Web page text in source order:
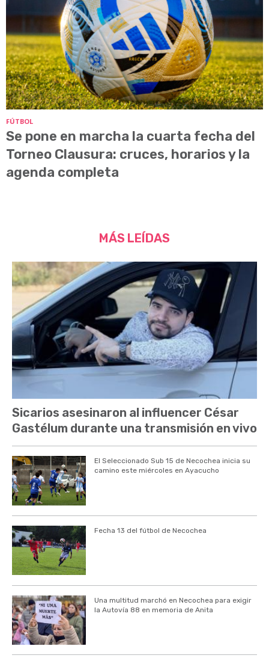
FÚTBOL
Se pone en marcha la cuarta fecha del
Torneo Clausura: cruces, horarios y la
agenda completa
MÁS LEÍDAS
Sicarios asesinaron al influencer César
Gastélum durante una transmisión en vivo
El Seleccionado Sub 15 de Necochea inicia su
camino este miércoles en Ayacucho
Fecha 13 del fútbol de Necochea
Una multitud marchó en Necochea para exigir
la Autovía 88 en memoria de Anita